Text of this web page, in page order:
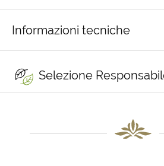
Informazioni tecniche
Selezione